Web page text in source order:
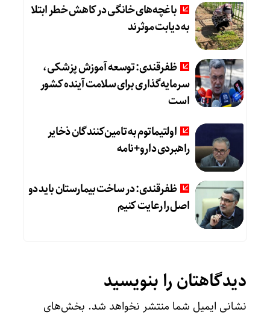
باغچه‌های خانگی در کاهش خطر ابتلا
به دیابت موثرند
ظفرقندی: توسعه آموزش پزشکی،
سرمایه‌گذاری برای سلامت آینده کشور
است
اولتیماتوم به تامین‌کنندگان ذخایر
راهبردی دارو+نامه
ظفرقندی: در ساخت بیمارستان باید دو
اصل را رعایت کنیم
دیدگاهتان را بنویسید
نشانی ایمیل شما منتشر نخواهد شد. بخش‌های